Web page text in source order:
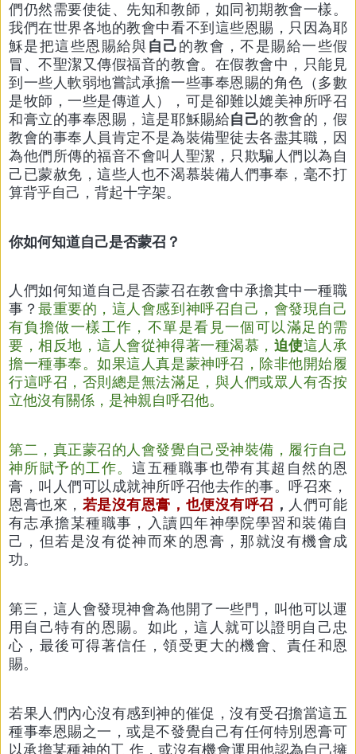
們仍然需要使徒、先知和教師，如同初期教會一樣。
我們在世界各地的教會中看不到這些恩賜，只因為耶
穌是把這些恩賜給與 自己 的教會，不是賜給一些假
冒、不聖潔又傳假福音的教會。在假教會中，只能見
到一些人軟弱地嘗試承擔一些事奉恩賜的角色（多數
是牧師，一些是傳道人），可是卻難以媲美神所呼召
和膏立的事奉恩賜，這是耶穌賜給自己的教會的，假
教會的事奉人員肯定不是為裝備聖徒去各盡其職，因
為他們所傳的福音不會叫人聖潔，只欺騙人們以為自
己已蒙赦免，這些人也不渴慕裝備人們事奉，毫不打
算背乎自己，背起十字架。
你如何知道自己是否蒙召？
人們如何知道自己是否蒙召在教會中承擔其中一種職
事？最重要的，這人會感到神呼召自己，會發現自己
有負擔做一樣工作，不單是看見一個可以滿足的需
要，相反地，這人會從神得著一種渴慕， 迫使這人承
擔一種事奉。如果這人真是蒙神呼召，除非他開始履
行這呼召，否則總是無法滿足，與人們或眾人有否按
立他沒有關係，是神親自呼召他。
第二，真正蒙召的人會發覺自己受神裝備，履行自己
神所賦予的工作。這五種職事也帶有其超自然的恩
膏，叫人們可以成就神所呼召他去作的事。呼召來，
恩膏也來， 若是沒有恩膏，也便沒有呼召 ， 人們可能
有志承擔某種職事，入讀四年神學院學習和裝備自
己，但若是沒有從神而來的恩膏，那就沒有機會成
功。
第三，這人會發現神會為他開了一些門，叫他可以運
用自己特有的恩賜。如此，這人就可以證明自己忠
心，最後可得著信任，領受更大的機會、責任和恩
賜。
若果人們內心沒有感到神的催促，沒有受召擔當這五
種事奉恩賜之一，或是不發覺自己有任何特別恩膏可
以承擔某種神的工 作，或沒有機會運用他認為自己擁